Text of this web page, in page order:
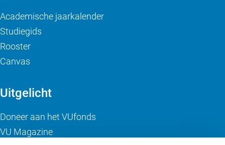
Academische jaarkalender
Studiegids
Rooster
Canvas
Uitgelicht
Doneer aan het VUfonds
VU Magazine